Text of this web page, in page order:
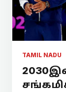
TAMIL NADU